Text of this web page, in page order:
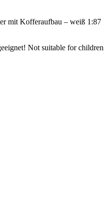
mit Kofferaufbau – weiß 1:87
Not suitable for children